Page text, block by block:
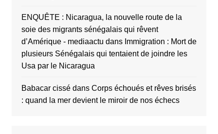
ENQUÊTE : Nicaragua, la nouvelle route de la
soie des migrants sénégalais qui rêvent
d’Amérique - mediaactu dans Immigration : Mort de
plusieurs Sénégalais qui tentaient de joindre les
Usa par le Nicaragua
Babacar cissédans Corps échoués et rêves brisés
: quand la mer devient le miroir de nos échecs